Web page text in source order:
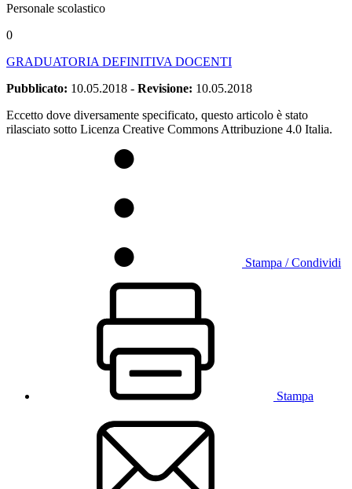
Personale scolastico
0
GRADUATORIA DEFINITIVA DOCENTI
Pubblicato: 10.05.2018 - Revisione: 10.05.2018
Eccetto dove diversamente specificato, questo articolo è stato
rilasciato sotto Licenza Creative Commons Attribuzione 4.0 Italia.
Stampa / Condividi
Stampa